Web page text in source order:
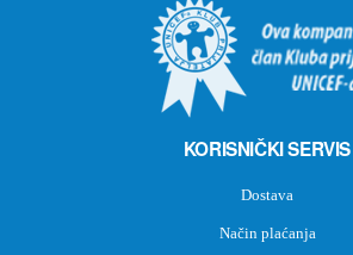
KORISNIČKI SERVIS
Dostava
Način plaćanja